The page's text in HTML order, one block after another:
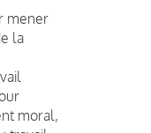
mener
la
moral,